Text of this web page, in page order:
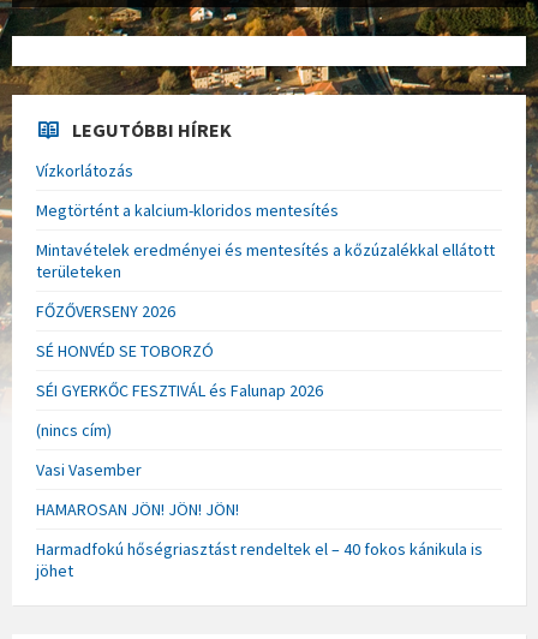
LEGUTÓBBI HÍREK
Vízkorlátozás
Megtörtént a kalcium-kloridos mentesítés
Mintavételek eredményei és mentesítés a kőzúzalékkal ellátott
területeken
FŐZŐVERSENY 2026
SÉ HONVÉD SE TOBORZÓ
SÉI GYERKŐC FESZTIVÁL és Falunap 2026
(nincs cím)
Vasi Vasember
HAMAROSAN JÖN! JÖN! JÖN!
Harmadfokú hőségriasztást rendeltek el – 40 fokos kánikula is
jöhet